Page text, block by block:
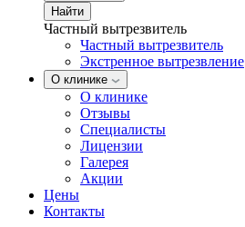
Найти
Частный вытрезвитель
Частный вытрезвитель
Экстренное вытрезвление
О клинике
О клинике
Отзывы
Специалисты
Лицензии
Галерея
Акции
Цены
Контакты